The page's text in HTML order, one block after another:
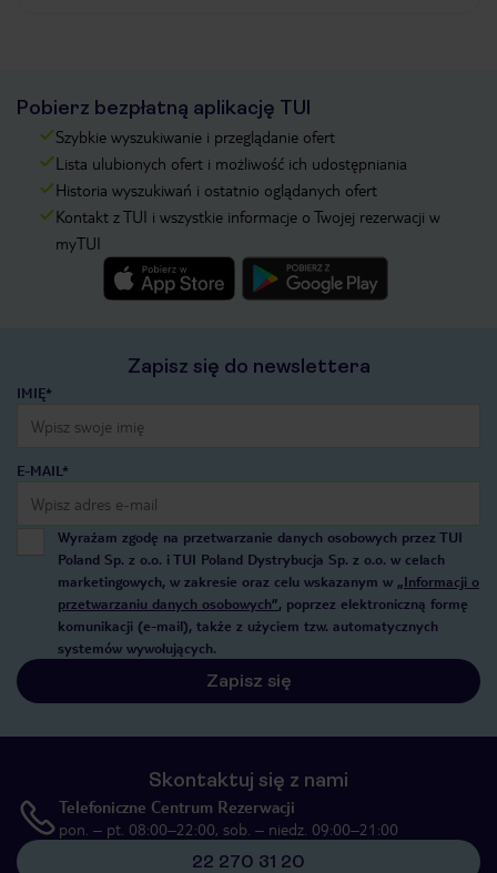
Pobierz bezpłatną aplikację TUI
Szybkie wyszukiwanie i przeglądanie ofert
Lista ulubionych ofert i możliwość ich udostępniania
Historia wyszukiwań i ostatnio oglądanych ofert
Kontakt z TUI i wszystkie informacje o Twojej rezerwacji w
myTUI
Zapisz się do newslettera
IMIĘ*
E-MAIL*
Wyrażam zgodę na przetwarzanie danych osobowych przez TUI
Poland Sp. z o.o. i TUI Poland Dystrybucja Sp. z o.o. w celach
marketingowych, w zakresie oraz celu wskazanym w „Informacji o
przetwarzaniu danych osobowych”, poprzez elektroniczną formę
komunikacji (e-mail), także z użyciem tzw. automatycznych
systemów wywołujących.
Zapisz się
Skontaktuj się z nami
Telefoniczne Centrum Rezerwacji
pon. – pt. 08:00–22:00, sob. – niedz. 09:00–21:00
22 270 31 20